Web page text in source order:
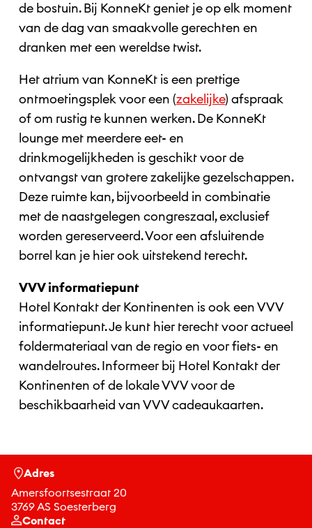
de bostuin. Bij KonneKt geniet je op elk moment
van de dag van smaakvolle gerechten en
dranken met een wereldse twist.
Het atrium van KonneKt is een prettige
ontmoetingsplek voor een (zakelijke) afspraak
of om rustig te kunnen werken. De KonneKt
lounge met meerdere eet- en
drinkmogelijkheden is geschikt voor de
ontvangst van grotere zakelijke gezelschappen.
Deze ruimte kan, bijvoorbeeld in combinatie
met de naastgelegen congreszaal, exclusief
worden gereserveerd. Voor een afsluitende
borrel kan je hier ook uitstekend terecht.
VVV informatiepunt
Hotel Kontakt der Kontinenten is ook een VVV
informatiepunt. Je kunt hier terecht voor actueel
foldermateriaal van de regio en voor fiets- en
wandelroutes. Informeer bij Hotel Kontakt der
Kontinenten of de lokale VVV voor de
beschikbaarheid van VVV cadeaukaarten.
Adres
Amersfoortsestraat 20
3769 AS Soesterberg
Contact